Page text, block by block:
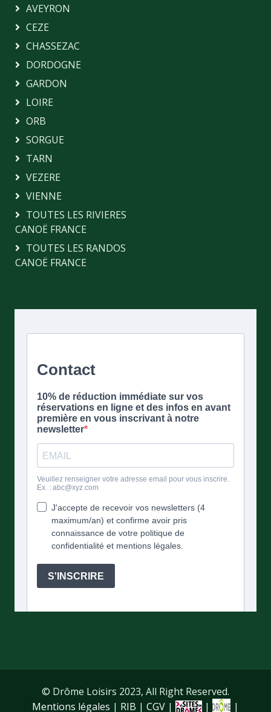
AVEYRON
CEZE
CHASSEZAC
DORDOGNE
GARDON
LOIRE
ORB
SORGUE
TARN
VEZERE
VIENNE
TOUTES LES RIVIERES
CANOË FRANCE
TOUTES LES RANDOS
CANOË FRANCE
© Drôme Loisirs 2023, All Right Reserved.
Mentions légales | RIB | CGV | | |